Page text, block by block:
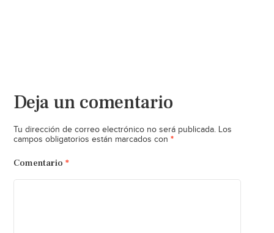
Deja un comentario
Tu dirección de correo electrónico no será publicada. Los
campos obligatorios están marcados con *
Comentario *